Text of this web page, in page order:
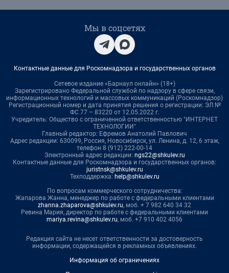
Мы в соцсетях
Контактные данные для Роскомнадзора и государственных органов
Сетевое издание «Барнаул онлайн» (18+)
Зарегистрировано Федеральной службой по надзору в сфере связи,
информационных технологий и массовых коммуникаций (Роскомнадзор)
Регистрационный номер и дата принятия решения о регистрации: ЭЛ №
ФС 77 – 83220 от 12.05.2022 г.
Учредитель: Общество с ограниченной ответственностью "ИНТЕРНЕТ
ТЕХНОЛОГИИ"
Главный редактор: Ефремов Анатолий Павлович
Адрес редакции: 630099, Россия, Новосибирск, ул. Ленина, д. 12, 6 этаж,
телефон 8 (912) 222-00-14
Электронный адрес редакции: ngs22@shkulev.ru
Контактные данные для Роскомнадзора и государственных органов:
juristnsk@shkulev.ru
Техподдержка: help@shkulev.ru
По вопросам коммерческого сотрудничества:
Жапарова Жанна, менеджер по работе с федеральными клиентами
zhanna.zhaparova@shkulev.ru, моб. + 7 982 640 34 32
Ревина Мария, директор по работе с федеральными клиентами
mariya.revina@shkulev.ru, моб. +7 910 402 4056
Редакция сайта не несет ответственности за достоверность
информации, содержащейся в рекламных объявлениях.
Информация об ограничениях